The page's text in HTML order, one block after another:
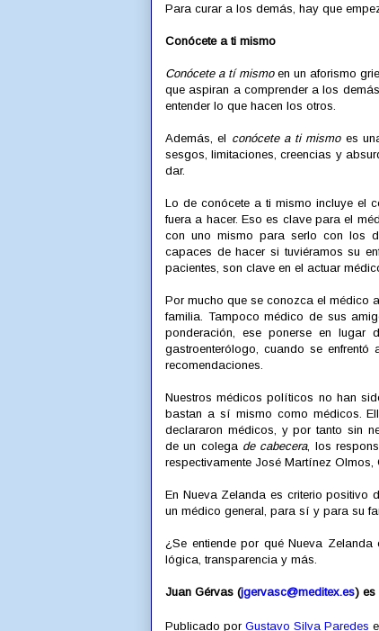
Para curar a los demás, hay que
Conócete a ti mismo
Conócete a tí mismoen un aforismo
que aspiran a comprender a los
entender lo que hacen los otros.
Además, el conócete a ti mismoes
sesgos, limitaciones, creencias y
dar.
Lo de conócete a ti mismo incluye el
fuera a hacer. Eso es clave para el
con uno mismo para serlo con los
capaces de hacer si tuviéramos su
pacientes, son clave en el actuar
Por mucho que se conozca el médico
familia. Tampoco médico de sus
ponderación, ese ponerse en
gastroenterólogo, cuando se
recomendaciones.
Nuestros médicos políticos no han
bastan a sí mismo como médicos.
declararon médicos, y por tanto sin
de un colega de cabecera, los
respectivamente José Martínez
En Nueva Zelanda es criterio positivo
un médico general, para sí y para su
¿Se entiende por qué Nueva
lógica, transparencia y más.
Juan Gérvas (jgervasc@meditex.es) es
Publicado por Gustavo Silva Paredes